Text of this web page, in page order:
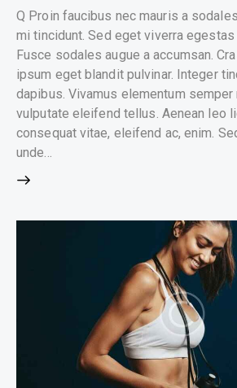
Q Proin faucibus nec mauris a
mi tincidunt. Sed eget viverra
Fusce sodales augue a accumsan.
ipsum eget blandit pulvinar. Integer
dapibus. Vivamus elementum semper
vulputate eleifend tellus. Aenean leo
consequat vitae, eleifend ac, enim.
unde…